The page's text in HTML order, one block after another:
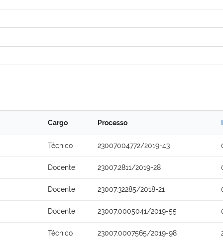
Cargo Processo
Técnico 23007004772/2019-43
Docente 23007.2811/2019-28
Docente 23007.32285/2018-21
Docente 23007.0005041/2019-55
Técnico 23007.0007565/2019-98